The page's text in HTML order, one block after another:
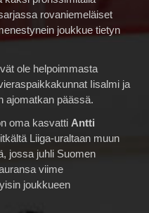
rovaniemeläiset
joukkue tietyn
ole helpoimmasta
Iisalmi ja
ajomatkan päässä.
oma kasvatti Antti
Liiga-uraltaan muun
jossa juhli Suomen
viime
joukkueen